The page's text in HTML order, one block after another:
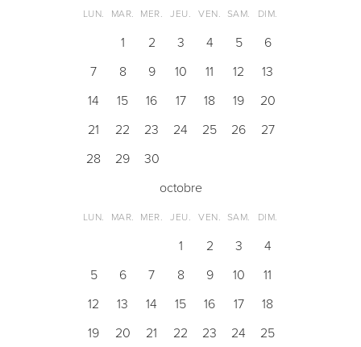
LUN. MAR. MER. JEU. VEN. SAM. DIM.
1 2 3 4 5
6
7
8 9 10 11 12
13
14
15 16 17 18 19
20
21
22 23 24 25 26
27
28
29
30
octobre
LUN. MAR. MER. JEU. VEN. SAM. DIM.
1 2 3
4
5
6 7 8 9 10
11
12
13 14 15 16 17
18
19
20 21 22 23 24
25